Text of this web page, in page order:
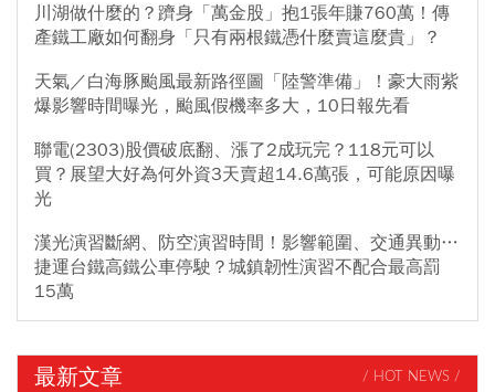
川湖做什麼的？躋身「萬金股」抱1張年賺760萬！傳
產鐵工廠如何翻身「只有兩根鐵憑什麼賣這麼貴」？
天氣／白海豚颱風最新路徑圖「陸警準備」！豪大雨紫
爆影響時間曝光，颱風假機率多大，10日報先看
聯電(2303)股價破底翻、漲了2成玩完？118元可以
買？展望大好為何外資3天賣超14.6萬張，可能原因曝
光
漢光演習斷網、防空演習時間！影響範圍、交通異動…
捷運台鐵高鐵公車停駛？城鎮韌性演習不配合最高罰
15萬
最新文章 / HOT NEWS /